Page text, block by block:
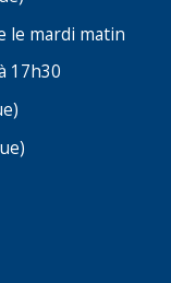
le mardi matin
17h30